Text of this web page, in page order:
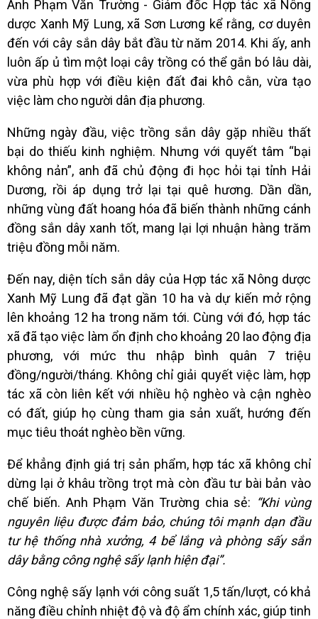
Anh Phạm Văn Trường - Giám đốc Hợp tác xã Nông
dược Xanh Mỹ Lung, xã Sơn Lương kể rằng, cơ duyên
đến với cây sắn dây bắt đầu từ năm 2014. Khi ấy, anh
luôn ấp ủ tìm một loại cây trồng có thể gắn bó lâu dài,
vừa phù hợp với điều kiện đất đai khô cằn, vừa tạo
việc làm cho người dân địa phương.
Những ngày đầu, việc trồng sắn dây gặp nhiều thất
bại do thiếu kinh nghiệm. Nhưng với quyết tâm “bại
không nản”, anh đã chủ động đi học hỏi tại tỉnh Hải
Dương, rồi áp dụng trở lại tại quê hương. Dần dần,
những vùng đất hoang hóa đã biến thành những cánh
đồng sắn dây xanh tốt, mang lại lợi nhuận hàng trăm
triệu đồng mỗi năm.
Đến nay, diện tích sắn dây của Hợp tác xã Nông dược
Xanh Mỹ Lung đã đạt gần 10 ha và dự kiến mở rộng
lên khoảng 12 ha trong năm tới. Cùng với đó, hợp tác
xã đã tạo việc làm ổn định cho khoảng 20 lao động địa
phương, với mức thu nhập bình quân 7 triệu
đồng/người/tháng. Không chỉ giải quyết việc làm, hợp
tác xã còn liên kết với nhiều hộ nghèo và cận nghèo
có đất, giúp họ cùng tham gia sản xuất, hướng đến
mục tiêu thoát nghèo bền vững.
Để khẳng định giá trị sản phẩm, hợp tác xã không chỉ
dừng lại ở khâu trồng trọt mà còn đầu tư bài bản vào
chế biến. Anh Phạm Văn Trường chia sẻ: “Khi vùng
nguyên liệu được đảm bảo, chúng tôi mạnh dạn đầu
tư hệ thống nhà xưởng, 4 bể lắng và phòng sấy sắn
dây bằng công nghệ sấy lạnh hiện đại”.
Công nghệ sấy lạnh với công suất 1,5 tấn/lượt, có khả
năng điều chỉnh nhiệt độ và độ ẩm chính xác, giúp tinh